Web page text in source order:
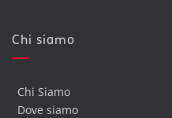
Chi siamo
Chi Siamo
Dove siamo